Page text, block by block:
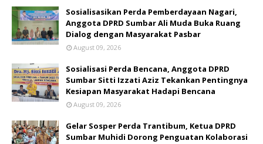
Sosialisasikan Perda Pemberdayaan Nagari,
Anggota DPRD Sumbar Ali Muda Buka Ruang
Dialog dengan Masyarakat Pasbar
August 09, 2026
Sosialisasi Perda Bencana, Anggota DPRD
Sumbar Sitti Izzati Aziz Tekankan Pentingnya
Kesiapan Masyarakat Hadapi Bencana
August 09, 2026
Gelar Sosper Perda Trantibum, Ketua DPRD
Sumbar Muhidi Dorong Penguatan Kolaborasi